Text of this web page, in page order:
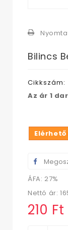
Bilincs
Cikkszám:
Az ár 1
ÁFA: 27%
Nettó ár:
210 Ft‎